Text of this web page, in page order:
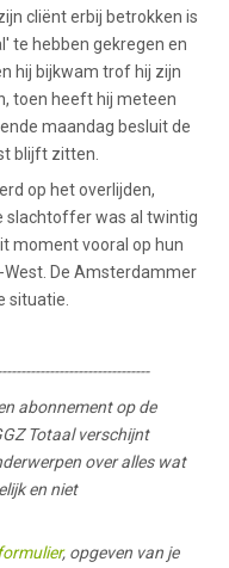
cliënt erbij betrokken is
te hebben gekregen en
hij bijkwam trof hij zijn
toen heeft hij meteen
maandag besluit de
blijft zitten.
op het overlijden,
slachtoffer was al twintig
moment vooral op hun
West. De Amsterdammer
situatie.
abonnement op de
Totaal verschijnt
over alles wat
en niet
, opgeven van je